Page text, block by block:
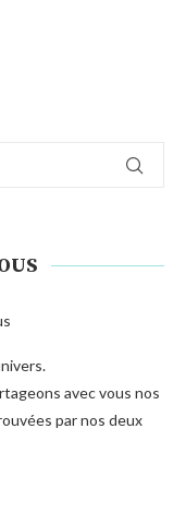
avec vous nos
par nos deux